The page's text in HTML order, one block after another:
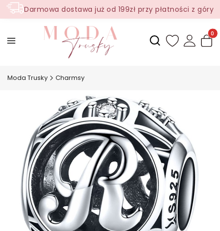
Darmowa dostawa już od 199zł przy płatności z góry
Otwórz
Moda Trusky Charmsy